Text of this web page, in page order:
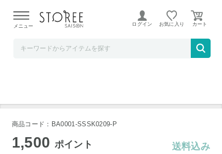
よる配送遅延が発生しております。
メニュー ログイン お気に入り
八天堂 くりーむパン詰合せ 5種計12個
商品コード：BA0001-SSSK0209-P
1,500 ポイント 送料込み